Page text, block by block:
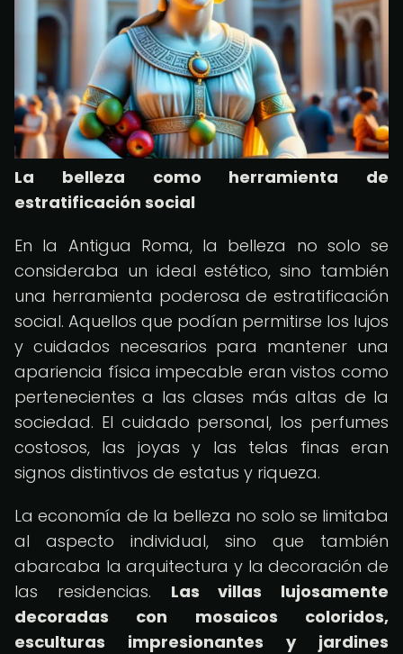
La belleza como herramienta de
estratificación social
En la Antigua Roma, la belleza no solo se
consideraba un ideal estético, sino también
una herramienta poderosa de estratificación
social. Aquellos que podían permitirse los lujos
y cuidados necesarios para mantener una
apariencia física impecable eran vistos como
pertenecientes a las clases más altas de la
sociedad. El cuidado personal, los perfumes
costosos, las joyas y las telas finas eran
signos distintivos de estatus y riqueza.
La economía de la belleza no solo se limitaba
al aspecto individual, sino que también
abarcaba la arquitectura y la decoración de
las residencias. Las villas lujosamente
decoradas con mosaicos coloridos,
esculturas impresionantes y jardines